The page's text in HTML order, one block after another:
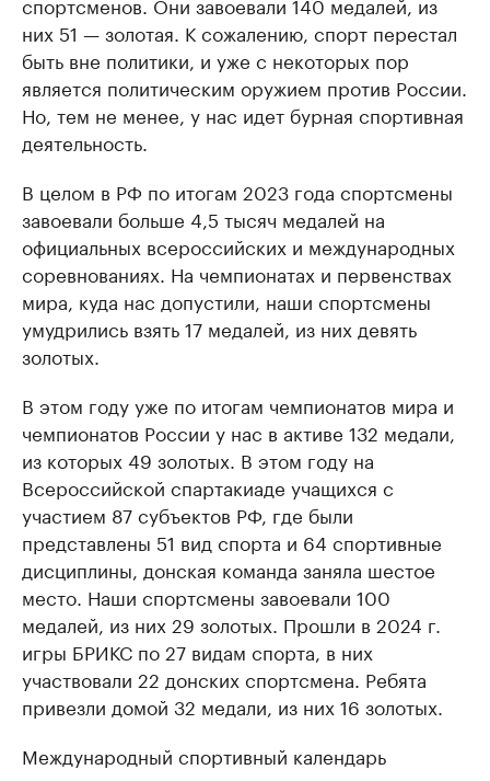
них 51 — золотая. К сожалению, спорт перестал
быть вне политики, и уже с некоторых пор
является политическим оружием против России.
Но, тем не менее, у нас идет бурная спортивная
деятельность.
В целом в РФ по итогам 2023 года спортсмены
завоевали больше 4,5 тысяч медалей на
официальных всероссийских и международных
соревнованиях. На чемпионатах и первенствах
мира, куда нас допустили, наши спортсмены
умудрились взять 17 медалей, из них девять
золотых.
В этом году уже по итогам чемпионатов мира и
чемпионатов России у нас в активе 132 медали,
из которых 49 золотых. В этом году на
Всероссийской спартакиаде учащихся с
участием 87 субъектов РФ, где были
представлены 51 вид спорта и 64 спортивные
дисциплины, донская команда заняла шестое
место. Наши спортсмены завоевали 100
медалей, из них 29 золотых. Прошли в 2024 г.
игры БРИКС по 27 видам спорта, в них
участвовали 22 донских спортсмена. Ребята
привезли домой 32 медали, из них 16 золотых.
Международный спортивный календарь